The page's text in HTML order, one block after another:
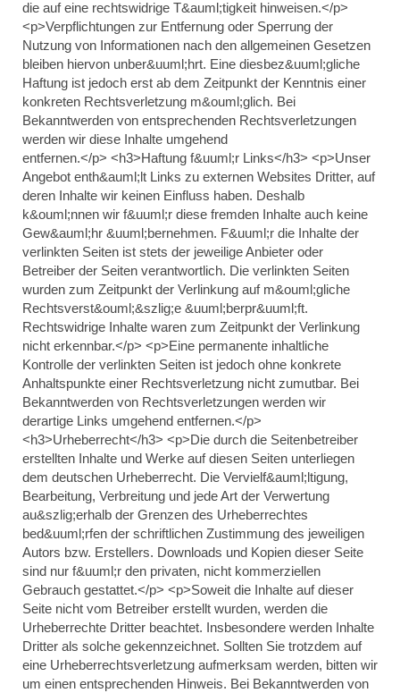
die auf eine rechtswidrige T&auml;tigkeit hinweisen.</p>
<p>Verpflichtungen zur Entfernung oder Sperrung der
Nutzung von Informationen nach den allgemeinen Gesetzen
bleiben hiervon unber&uuml;hrt. Eine diesbez&uuml;gliche
Haftung ist jedoch erst ab dem Zeitpunkt der Kenntnis einer
konkreten Rechtsverletzung m&ouml;glich. Bei
Bekanntwerden von entsprechenden Rechtsverletzungen
werden wir diese Inhalte umgehend
entfernen.</p> <h3>Haftung f&uuml;r Links</h3> <p>Unser
Angebot enth&auml;lt Links zu externen Websites Dritter, auf
deren Inhalte wir keinen Einfluss haben. Deshalb
k&ouml;nnen wir f&uuml;r diese fremden Inhalte auch keine
Gew&auml;hr &uuml;bernehmen. F&uuml;r die Inhalte der
verlinkten Seiten ist stets der jeweilige Anbieter oder
Betreiber der Seiten verantwortlich. Die verlinkten Seiten
wurden zum Zeitpunkt der Verlinkung auf m&ouml;gliche
Rechtsverst&ouml;&szlig;e &uuml;berpr&uuml;ft.
Rechtswidrige Inhalte waren zum Zeitpunkt der Verlinkung
nicht erkennbar.</p> <p>Eine permanente inhaltliche
Kontrolle der verlinkten Seiten ist jedoch ohne konkrete
Anhaltspunkte einer Rechtsverletzung nicht zumutbar. Bei
Bekanntwerden von Rechtsverletzungen werden wir
derartige Links umgehend entfernen.</p>
<h3>Urheberrecht</h3> <p>Die durch die Seitenbetreiber
erstellten Inhalte und Werke auf diesen Seiten unterliegen
dem deutschen Urheberrecht. Die Vervielf&auml;ltigung,
Bearbeitung, Verbreitung und jede Art der Verwertung
au&szlig;erhalb der Grenzen des Urheberrechtes
bed&uuml;rfen der schriftlichen Zustimmung des jeweiligen
Autors bzw. Erstellers. Downloads und Kopien dieser Seite
sind nur f&uuml;r den privaten, nicht kommerziellen
Gebrauch gestattet.</p> <p>Soweit die Inhalte auf dieser
Seite nicht vom Betreiber erstellt wurden, werden die
Urheberrechte Dritter beachtet. Insbesondere werden Inhalte
Dritter als solche gekennzeichnet. Sollten Sie trotzdem auf
eine Urheberrechtsverletzung aufmerksam werden, bitten wir
um einen entsprechenden Hinweis. Bei Bekanntwerden von